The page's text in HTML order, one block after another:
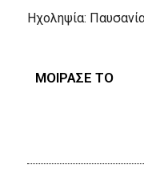
Hχοληψία:
ΜΟΙΡΑΣΕ ΤΟ